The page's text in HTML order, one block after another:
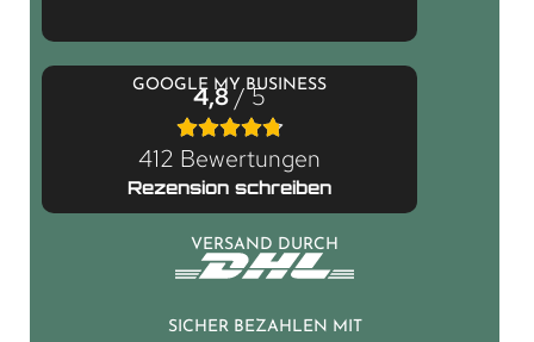
GOOGLE MY BUSINESS
4,8/ 5
412 Bewertungen
Rezension schreiben
VERSAND DURCH
SICHER BEZAHLEN MIT